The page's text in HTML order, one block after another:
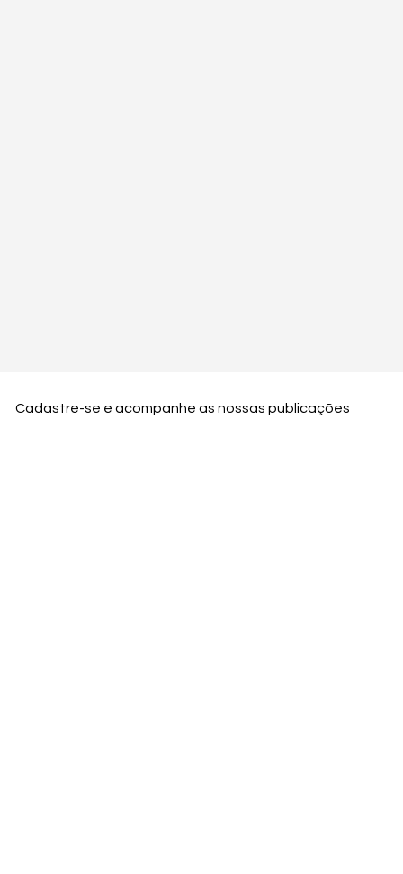
Cadastre-se e acompanhe as nossas publicações